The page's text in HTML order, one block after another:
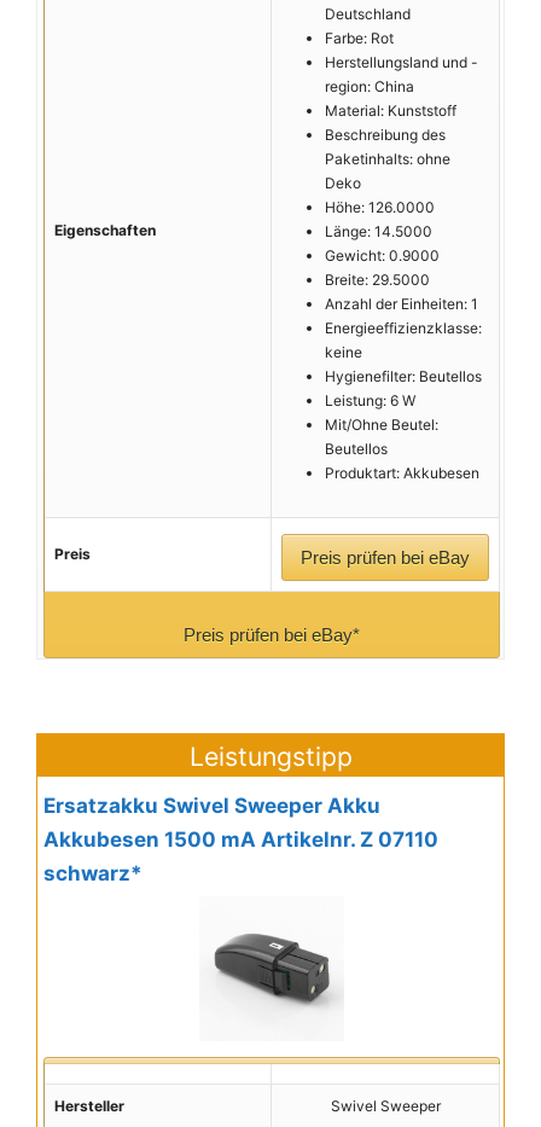
Eigenschaften
Deutschland
Farbe: Rot
Herstellungsland und -
region: China
Material: Kunststoff
Beschreibung des
Paketinhalts: ohne
Deko
Höhe: 126.0000
Länge: 14.5000
Gewicht: 0.9000
Breite: 29.5000
Anzahl der Einheiten: 1
Energieeffizienzklasse:
keine
Hygienefilter: Beutellos
Leistung: 6 W
Mit/Ohne Beutel:
Beutellos
Produktart: Akkubesen
Preis Preis prüfen bei eBay
Preis prüfen bei eBay*
Leistungstipp
Ersatzakku Swivel Sweeper Akku
Akkubesen 1500 mA Artikelnr. Z 07110
schwarz*
Hersteller Swivel Sweeper